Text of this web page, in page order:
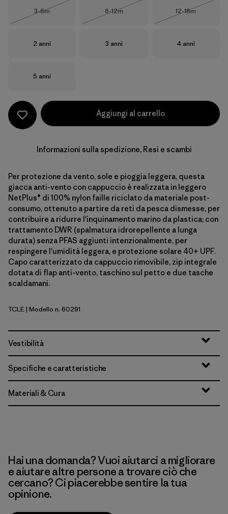
Taglia
3-6m
Taglia
6-12m
Taglia
12-18m
Taglia
2 anni Taglia
3 anni Taglia
4 anni
Taglia
5 anni
Aggiungi al carrello
Informazioni sulla spedizione, Resi e scambi
Per protezione da vento, sole e pioggia leggera, questa
giacca anti-vento con cappuccio è realizzata in leggero
NetPlus® di 100% nylon faille riciclato da materiale post-
consumo, ottenuto a partire da reti da pesca dismesse, per
contribuire a ridurre l'inquinamento marino da plastica; con
trattamento DWR (spalmatura idrorepellente a lunga
durata) senza PFAS aggiunti intenzionalmente, per
respingere l'umidità leggera, e protezione solare 40+ UPF.
Capo caratterizzato da cappuccio rimovibile, zip integrale
dotata di flap anti-vento, taschino sul petto e due tasche
scaldamani.
Tropiclimb: Hot Ember
TCLE| Modello n. 60291
Vestibilità
Specifiche e caratteristiche
Materiali & Cura
Hai una domanda? Vuoi aiutarci a migliorare
e aiutare altre persone a trovare ciò che
cercano? Ci piacerebbe sentire la tua
opinione.